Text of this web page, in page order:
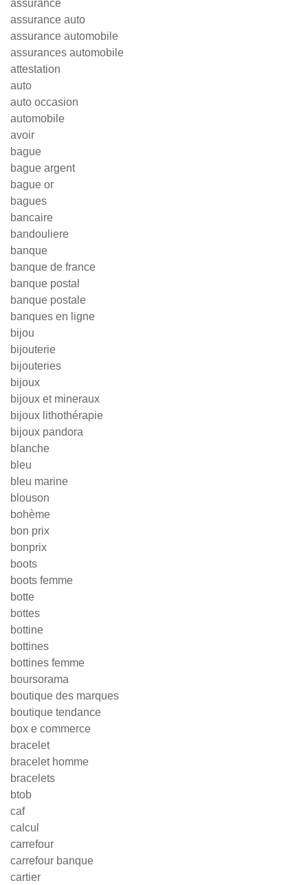
assurance
assurance auto
assurance automobile
assurances automobile
attestation
auto
auto occasion
automobile
avoir
bague
bague argent
bague or
bagues
bancaire
bandouliere
banque
banque de france
banque postal
banque postale
banques en ligne
bijou
bijouterie
bijouteries
bijoux
bijoux et mineraux
bijoux lithothérapie
bijoux pandora
blanche
bleu
bleu marine
blouson
bohème
bon prix
bonprix
boots
boots femme
botte
bottes
bottine
bottines
bottines femme
boursorama
boutique des marques
boutique tendance
box e commerce
bracelet
bracelet homme
bracelets
btob
caf
calcul
carrefour
carrefour banque
cartier